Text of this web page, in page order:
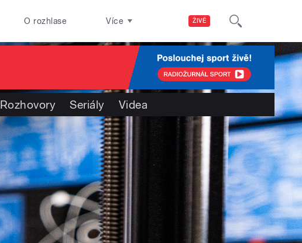
ŽIVĚ
O rozhlase Více
Rozhovory Seriály Videa